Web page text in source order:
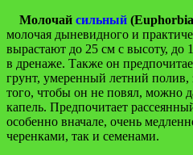
Молочай сильный (Euphorbia
молочая дыневидного и
вырастают до 25 см с высоту, до
в дренаже. Также он
грунт, умеренный летний полив,
того, чтобы он не повял, можно
капель. Предпочитает
особенно вначале, очень
черенками, так и семенами.